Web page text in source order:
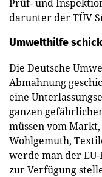
Prüf- und
darunter der TÜV
Umwelthilfe
Die Deutsche
Abmahnung
eine
ganzen
müssen vom
Wohlgemuth,
werde man der
zur Verfügung